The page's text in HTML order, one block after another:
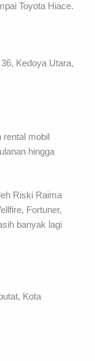
Toyota Hiace.
Kedoya Utara,
rental mobil
hingga
Riski Raima
Fortuner,
banyak lagi
Kota